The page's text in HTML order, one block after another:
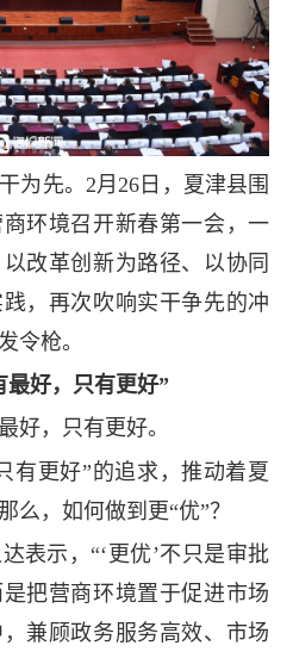
先。2月26日，夏津县围
环境召开新春第一会，一
改革创新为路径、以协同
，再次吹响实干争先的冲
令枪。
最好，只有更好”
，只有更好。
更好”的追求，推动着夏
么，如何做到更“优”？
示，“‘更优’不只是审批
把营商环境置于促进市场
兼顾政务服务高效、市场